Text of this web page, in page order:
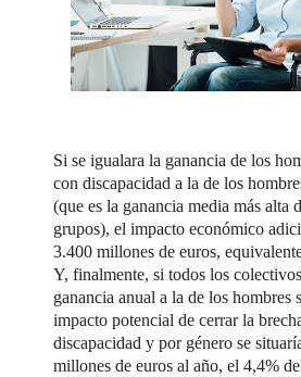
Si se igualara la ganancia de los
con discapacidad a la de los
(que es la ganancia media más alta
grupos), el impacto económico
3.400 millones de euros,
Y, finalmente, si todos los
ganancia anual a la de los hombres
impacto potencial de cerrar la
discapacidad y por género se
millones de euros al año, el 4,4%